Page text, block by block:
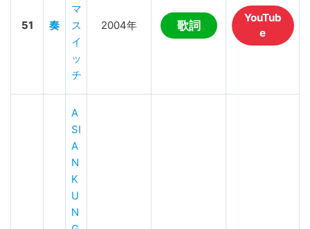
51 奏
マ
ス
イ
ッ
チ
2004年 歌詞
YouTub
e
A
SI
A
N
K
U
N